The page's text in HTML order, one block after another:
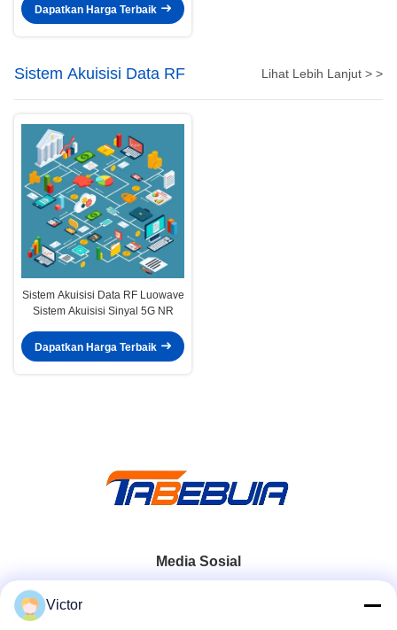
Dapatkan Harga Terbaik
Sistem Akuisisi Data RF Lihat Lebih Lanjut > >
Sistem Akuisisi Data RF Luowave
Sistem Akuisisi Sinyal 5G NR
Dapatkan Harga Terbaik
Media Sosial
Victor